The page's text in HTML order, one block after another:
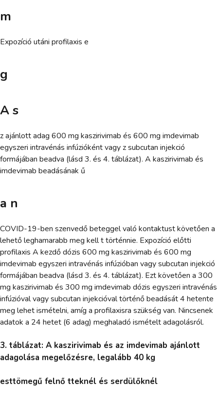
m
Expozíció utáni profilaxis e
g
A s
z ajánlott adag 600 mg kaszirivimab és 600 mg imdevimab
egyszeri intravénás infúzióként vagy z subcutan injekció
formájában beadva (lásd 3. és 4. táblázat). A kaszirivimab és
imdevimab beadásának ű
a n
COVID-19-ben szenvedő beteggel való kontaktust követően a
lehető leghamarabb meg kell t történnie. Expozíció előtti
profilaxis A kezdő dózis 600 mg kaszirivimab és 600 mg
imdevimab egyszeri intravénás infúzióban vagy subcutan injekció
formájában beadva (lásd 3. és 4. táblázat). Ezt követően a 300
mg kaszirivimab és 300 mg imdevimab dózis egyszeri intravénás
infúzióval vagy subcutan injekcióval történő beadását 4 hetente
meg lehet ismételni, amíg a profilaxisra szükség van. Nincsenek
adatok a 24 hetet (6 adag) meghaladó ismételt adagolásról.
3. táblázat: A kaszirivimab és az imdevimab ajánlott
adagolása megelőzésre, legalább 40 kg
esttömegű felnő tteknél és serdülőknél